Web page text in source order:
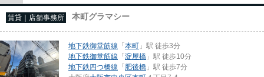
賃貸｜店舗事務所 本町グラマシー
地下鉄御堂筋線 「本町 」駅 徒歩3分
地下鉄御堂筋線 「淀屋橋 」駅 徒歩10分
地下鉄四つ橋線 「肥後橋 」駅 徒歩7分